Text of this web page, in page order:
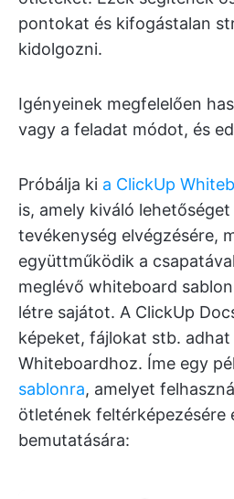
pontokat és kifogástalan
kidolgozni.
Igényeinek megfelelően
vagy a feladat módot, és
Próbálja ki a ClickUp
is, amely kiváló
tevékenység elvégzésére,
együttműködik a
meglévő whiteboard
létre sajátot. A ClickUp
képeket, fájlokat stb. adhat
Whiteboardhoz. Íme egy
sablonra, amelyet
ötletének feltérképezésére
bemutatására: